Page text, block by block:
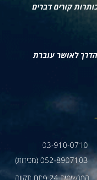
קורים דברים
לאושר עוברת
03-910-0710
052-8907103 (מכירות)